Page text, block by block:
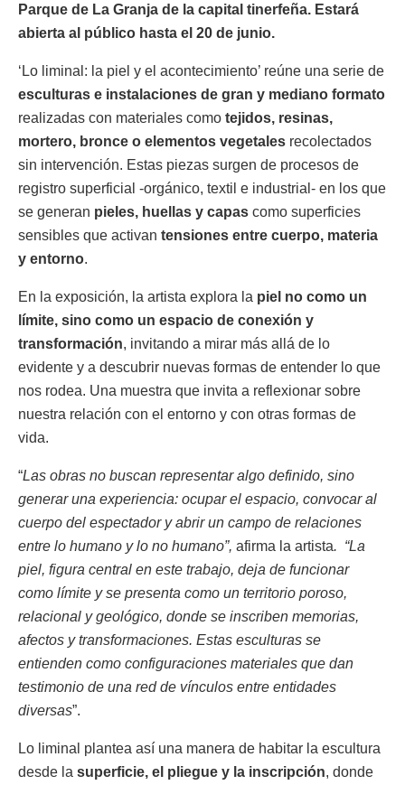
Parque de La Granja de la capital tinerfeña. Estará
abierta al público hasta el 20 de junio.
‘Lo liminal: la piel y el acontecimiento’ reúne una serie de
esculturas e instalaciones de gran y mediano formato
realizadas con materiales como tejidos, resinas,
mortero, bronce o elementos vegetales recolectados
sin intervención. Estas piezas surgen de procesos de
registro superficial -orgánico, textil e industrial- en los que
se generan pieles, huellas y capas como superficies
sensibles que activan tensiones entre cuerpo, materia
y entorno.
En la exposición, la artista explora la piel no como un
límite, sino como un espacio de conexión y
transformación, invitando a mirar más allá de lo
evidente y a descubrir nuevas formas de entender lo que
nos rodea. Una muestra que invita a reflexionar sobre
nuestra relación con el entorno y con otras formas de
vida.
“Las obras no buscan representar algo definido, sino
generar una experiencia: ocupar el espacio, convocar al
cuerpo del espectador y abrir un campo de relaciones
entre lo humano y lo no humano”, afirma la artista. “La
piel, figura central en este trabajo, deja de funcionar
como límite y se presenta como un territorio poroso,
relacional y geológico, donde se inscriben memorias,
afectos y transformaciones. Estas esculturas se
entienden como configuraciones materiales que dan
testimonio de una red de vínculos entre entidades
diversas”.
Lo liminal plantea así una manera de habitar la escultura
desde la superficie, el pliegue y la inscripción, donde